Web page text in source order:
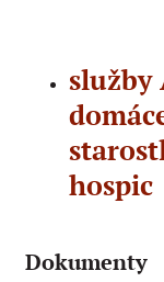
služby
hospic
Dokumenty